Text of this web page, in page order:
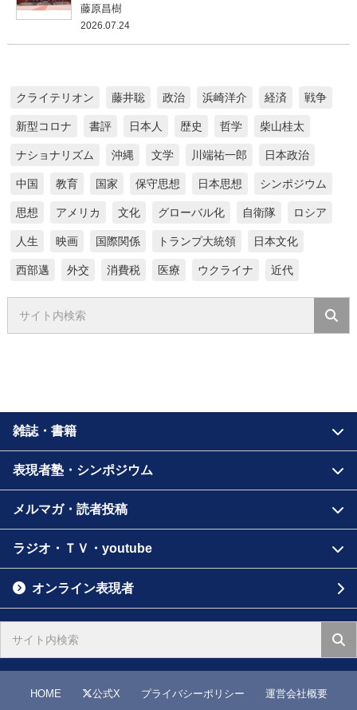
藤原昌樹
2026.07.24
クライテリオン 藤井聡 政治 浜崎洋介 経済 戦争
新型コロナ 書評 日本人 歴史 哲学 柴山桂太
ナショナリズム 沖縄 文学 川端祐一郎 日本政治
中国 教育 国家 保守思想 日本思想 シンポジウム
思想 アメリカ 文化 グローバル化 自衛隊 ロシア
人生 映画 国際関係 トランプ大統領 日本文化
西部邁 外交 消費税 医療 ウクライナ 近代
雑誌・書籍
表現者塾・シンポジウム
メルマガ・読者投稿
ラジオ・ＴＶ・youtube
オンライン表現者
HOME 公式X プライバシーポリシー 運営会社概要